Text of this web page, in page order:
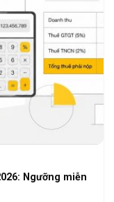
Ngưỡng miễn